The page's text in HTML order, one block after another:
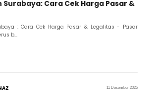
Surabaya: Cara Cek Harga Pasar &
: Cara Cek Harga Pasar & Legalitas - Pasar
b...
11 Desember 2025